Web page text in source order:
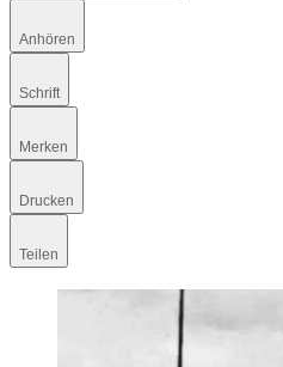
Anhören
Schrift
Merken
Drucken
Teilen